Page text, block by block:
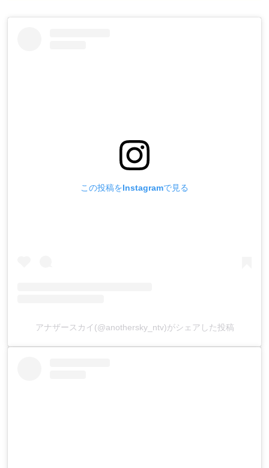
この投稿をInstagramで見る
アナザースカイ(@anothersky_ntv)がシェアした投稿